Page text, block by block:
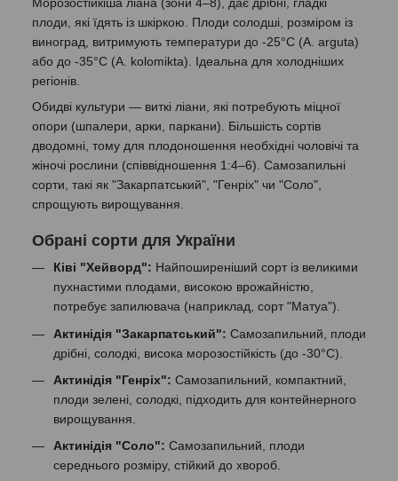
плоди, які їдять із шкіркою. Плоди солодші, розміром із
виноград, витримують температури до -25°C (A. arguta)
або до -35°C (A. kolomikta). Ідеальна для холодніших
регіонів.
Обидві культури — виткі ліани, які потребують міцної
опори (шпалери, арки, паркани). Більшість сортів
дводомні, тому для плодоношення необхідні чоловічі та
жіночі рослини (співвідношення 1:4–6). Самозапильні
сорти, такі як "Закарпатський", "Генріх" чи "Соло",
спрощують вирощування.
Обрані сорти для України
Ківі "Хейворд": Найпоширеніший сорт із великими
пухнастими плодами, високою врожайністю,
потребує запилювача (наприклад, сорт "Матуа").
Актинідія "Закарпатський": Самозапильний, плоди
дрібні, солодкі, висока морозостійкість (до -30°C).
Актинідія "Генріх": Самозапильний, компактний,
плоди зелені, солодкі, підходить для контейнерного
вирощування.
Актинідія "Соло": Самозапильний, плоди
середнього розміру, стійкий до хвороб.